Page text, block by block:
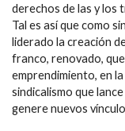
derechos de las y los
Tal es así que como
liderado la creación
franco, renovado,
emprendimiento, en
sindicalismo que
genere nuevos